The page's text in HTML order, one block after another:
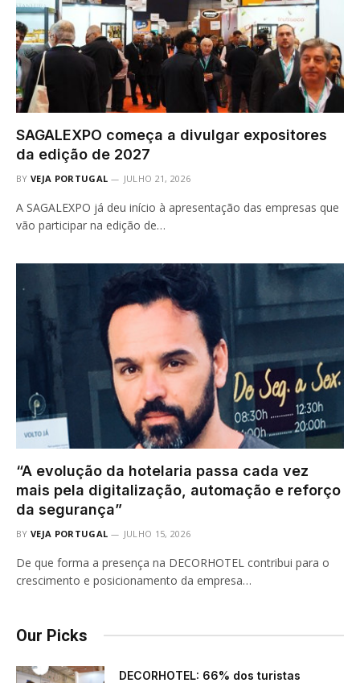
SAGALEXPO começa a divulgar expositores
da edição de 2027
BY VEJA PORTUGAL JULHO 21, 2026
A SAGALEXPO já deu início à apresentação das empresas que
vão participar na edição de…
“A evolução da hotelaria passa cada vez
mais pela digitalização, automação e reforço
da segurança”
BY VEJA PORTUGAL JULHO 15, 2026
De que forma a presença na DECORHOTEL contribui para o
crescimento e posicionamento da empresa…
Our Picks
DECORHOTEL: 66% dos turistas